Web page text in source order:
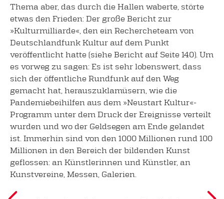
Thema aber, das durch die Hallen waberte, störte
etwas den Frieden: Der große Bericht zur
»Kulturmilliarde«, den ein Rechercheteam von
Deutschlandfunk Kultur auf dem Punkt
veröffentlicht hatte (siehe Bericht auf Seite 140). Um
es vorweg zu sagen: Es ist sehr lobenswert, dass
sich der öffentliche Rundfunk auf den Weg
gemacht hat, herauszuklamüsern, wie die
Pandemiebeihilfen aus dem »Neustart Kultur«-
Programm unter dem Druck der Ereignisse verteilt
wurden und wo der Geldsegen am Ende gelandet
ist. Immerhin sind von den 1000 Millionen rund 100
Millionen in den Bereich der bildenden Kunst
geflossen: an Künstlerinnen und Künstler, an
Kunstvereine, Messen, Galerien.